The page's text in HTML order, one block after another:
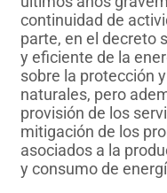
continuidad de
parte, en el decreto
y eficiente de la
sobre la protección
naturales, pero
provisión de los
mitigación de los
asociados a la
y consumo de